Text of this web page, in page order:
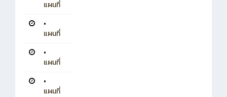
แผนที่
•
แผนที่
•
แผนที่
•
แผนที่